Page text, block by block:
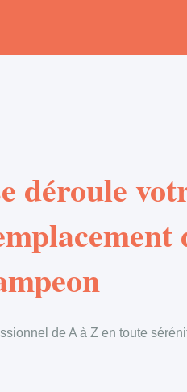
déroule
de A à Z en toute